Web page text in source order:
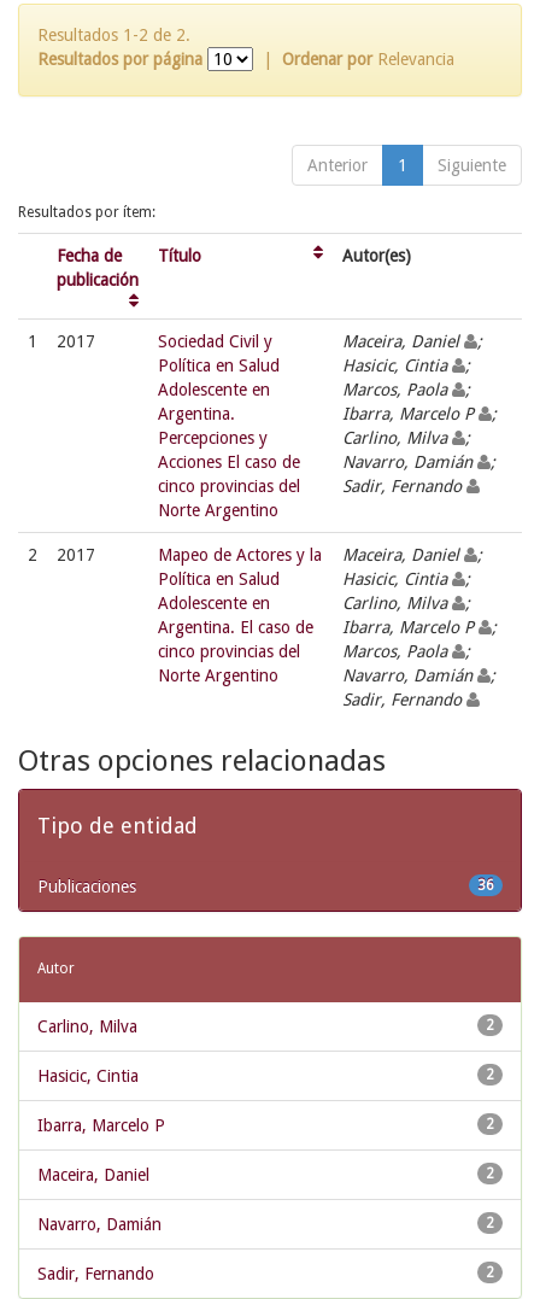
Resultados 1-2 de 2.
Resultados por página
Ordenar por Relevancia
Anterior 1 Siguiente
Resultados por ítem:
Fecha de
publicación
Título Autor(es)
1 2017
Sociedad Civil y
Política en Salud
Adolescente en
Argentina.
Percepciones y
Acciones El caso de
cinco provincias del
Norte Argentino
Maceira, Daniel
;
Hasicic, Cintia
;
Marcos, Paola
;
Ibarra, Marcelo P
;
Carlino, Milva
;
Navarro, Damián
;
Sadir, Fernando
2 2017
Mapeo de Actores y la
Política en Salud
Adolescente en
Argentina. El caso de
cinco provincias del
Norte Argentino
Maceira, Daniel
;
Hasicic, Cintia
;
Carlino, Milva
;
Ibarra, Marcelo P
;
Marcos, Paola
;
Navarro, Damián
;
Sadir, Fernando
Otras opciones relacionadas
Tipo de entidad
36
Publicaciones
Autor
2
Carlino, Milva
2
Hasicic, Cintia
2
Ibarra, Marcelo P
2
Maceira, Daniel
2
Navarro, Damián
2
Sadir, Fernando